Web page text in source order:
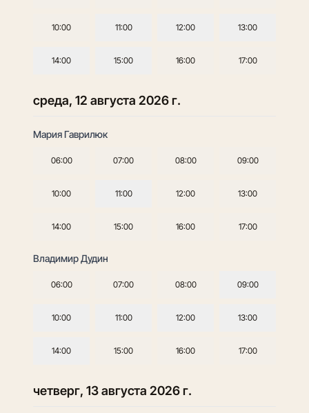
10:00 11:00 12:00 13:00
14:00 15:00 16:00 17:00
среда, 12 августа 2026 г.
Мария Гаврилюк
06:00 07:00 08:00 09:00
10:00 11:00 12:00 13:00
14:00 15:00 16:00 17:00
Владимир Дудин
06:00 07:00 08:00 09:00
10:00 11:00 12:00 13:00
14:00 15:00 16:00 17:00
четверг, 13 августа 2026 г.